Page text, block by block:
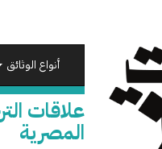
أنواع الوثائق
علاقات
المصرية